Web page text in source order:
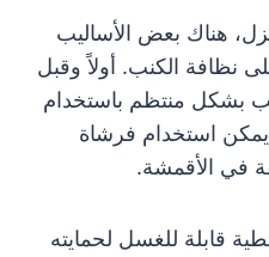
هناك بعض الأساليب
نظافة الكنب. أولاً وقبل
بشكل منتظم باستخدام
يمكن استخدام فرشاة
في الأقمشة.
قابلة للغسل لحمايته